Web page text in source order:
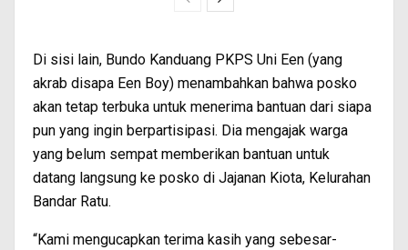
Di sisi lain, Bundo Kanduang PKPS Uni Een (yang
akrab disapa Een Boy) menambahkan bahwa posko
akan tetap terbuka untuk menerima bantuan dari siapa
pun yang ingin berpartisipasi. Dia mengajak warga
yang belum sempat memberikan bantuan untuk
datang langsung ke posko di Jajanan Kiota, Kelurahan
Bandar Ratu.
“Kami mengucapkan terima kasih yang sebesar-